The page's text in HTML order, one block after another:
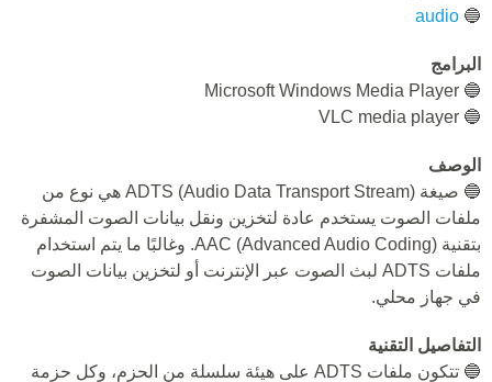
🔵
audio
البرامج
🔵 Microsoft Windows Media Player
🔵 VLC media player
الوصف
🔵 صيغة ADTS (Audio Data Transport Stream) هي نوع من
ملفات الصوت يستخدم عادة لتخزين ونقل بيانات الصوت المشفرة
بتقنية AAC (Advanced Audio Coding). وغالبًا ما يتم استخدام
ملفات ADTS لبث الصوت عبر الإنترنت أو لتخزين بيانات الصوت
في جهاز محلي.
التفاصيل التقنية
🔵 تتكون ملفات ADTS على هيئة سلسلة من الحزم، وكل حزمة